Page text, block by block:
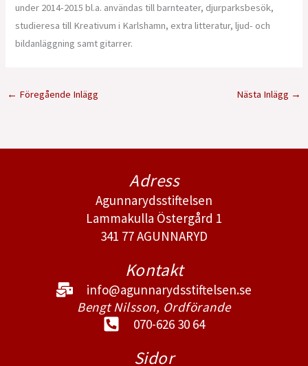
under 2014-2015 bl.a. användas till barnteater, djurparksbesök,
studieresa till Kreativum i Karlshamn, extra litteratur, ljud- och
bildanläggning samt gitarrer.
← Föregående Inlägg Nästa Inlägg →
Adress
Agunnarydsstiftelsen
Lammakulla Östergård 1
341 77 AGUNNARYD
Kontakt
info@agunnarydsstiftelsen.se
Bengt Nilsson, Ordförande
070-626 30 64
Sidor